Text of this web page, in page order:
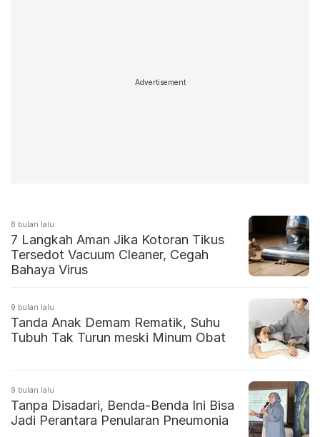
Advertisement
8 bulan lalu
7 Langkah Aman Jika Kotoran Tikus
Tersedot Vacuum Cleaner, Cegah
Bahaya Virus
9 bulan lalu
Tanda Anak Demam Rematik, Suhu
Tubuh Tak Turun meski Minum Obat
9 bulan lalu
Tanpa Disadari, Benda-Benda Ini Bisa
Jadi Perantara Penularan Pneumonia